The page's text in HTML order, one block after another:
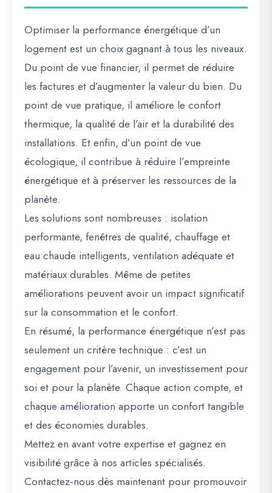
Optimiser la performance énergétique d’un
logement est un choix gagnant à tous les niveaux.
Du point de vue financier, il permet de réduire
les factures et d’augmenter la valeur du bien. Du
point de vue pratique, il améliore le confort
thermique, la qualité de l’air et la durabilité des
installations. Et enfin, d’un point de vue
écologique, il contribue à réduire l’empreinte
énergétique et à préserver les ressources de la
planète.
Les solutions sont nombreuses : isolation
performante, fenêtres de qualité, chauffage et
eau chaude intelligents, ventilation adéquate et
matériaux durables. Même de petites
améliorations peuvent avoir un impact significatif
sur la consommation et le confort.
En résumé, la performance énergétique n’est pas
seulement un critère technique : c’est un
engagement pour l’avenir, un investissement pour
soi et pour la planète. Chaque action compte, et
chaque amélioration apporte un confort tangible
et des économies durables.
Mettez en avant votre expertise et gagnez en
visibilité grâce à nos articles spécialisés.
Contactez-nous dès maintenant pour promouvoir